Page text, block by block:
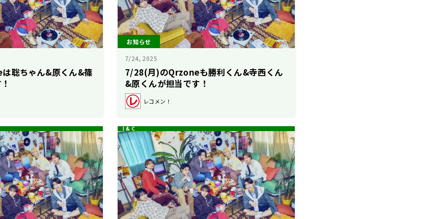
聡ちゃん&原くん&篠
お知らせ
7/24, 2025
7/28(月)のQrzoneも勝利くん&寺西くん
&原くんが担当です！
レコメン！